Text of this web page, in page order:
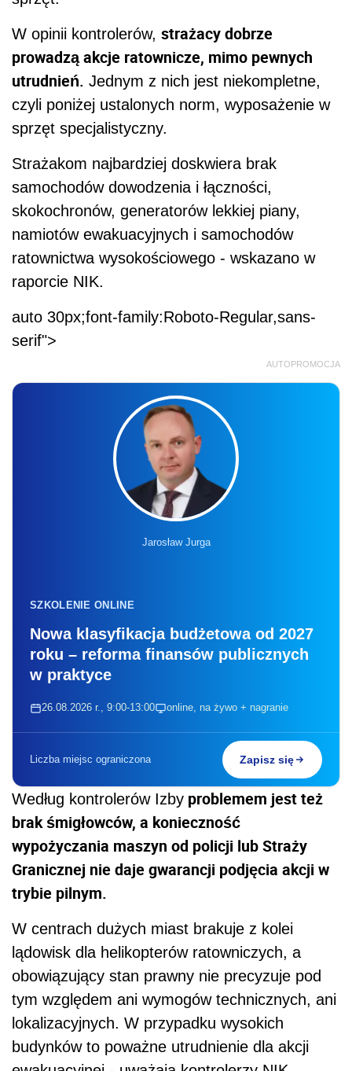
W opinii kontrolerów, strażacy dobrze
prowadzą akcje ratownicze, mimo pewnych
utrudnień. Jednym z nich jest niekompletne,
czyli poniżej ustalonych norm, wyposażenie w
sprzęt specjalistyczny.
Strażakom najbardziej doskwiera brak
samochodów dowodzenia i łączności,
skokochronów, generatorów lekkiej piany,
namiotów ewakuacyjnych i samochodów
ratownictwa wysokościowego - wskazano w
raporcie NIK.
auto 30px;font-family:Roboto-Regular,sans-
serif">
AUTOPROMOCJA
Jarosław Jurga
SZKOLENIE ONLINE
Nowa klasyfikacja budżetowa od 2027
roku – reforma finansów publicznych
w praktyce
26.08.2026 r., 9:00-13:00 online, na żywo + nagranie
Liczba miejsc ograniczona Zapisz się
Według kontrolerów Izby problemem jest też
brak śmigłowców, a konieczność
wypożyczania maszyn od policji lub Straży
Granicznej nie daje gwarancji podjęcia akcji w
trybie pilnym.
W centrach dużych miast brakuje z kolei
lądowisk dla helikopterów ratowniczych, a
obowiązujący stan prawny nie precyzuje pod
tym względem ani wymogów technicznych, ani
lokalizacyjnych. W przypadku wysokich
budynków to poważne utrudnienie dla akcji